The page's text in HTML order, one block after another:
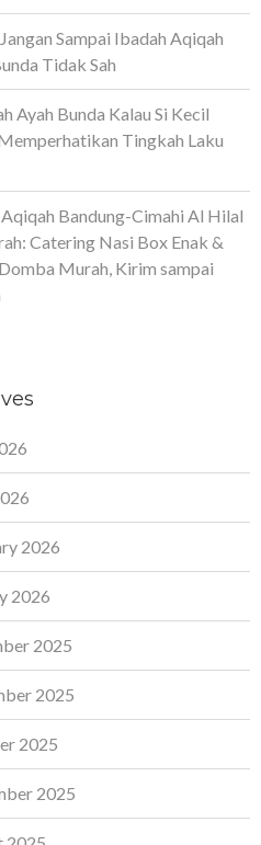
Sampai Ibadah Aqiqah
Tidak Sah
Ayah Bunda Kalau Si Kecil
Tingkah Laku
Bandung-Cimahi Al Hilal
Catering Nasi Box Enak &
Murah, Kirim sampai
2026
2026
2025
2025
2025
2025